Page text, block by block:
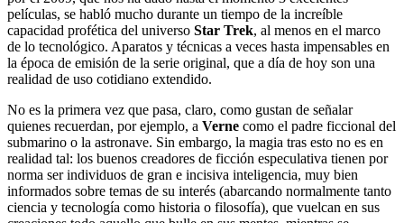
películas, se habló mucho durante un tiempo de la increíble
capacidad profética del universo Star Trek, al menos en el marco
de lo tecnológico. Aparatos y técnicas a veces hasta impensables en
la época de emisión de la serie original, que a día de hoy son una
realidad de uso cotidiano extendido.
No es la primera vez que pasa, claro, como gustan de señalar
quienes recuerdan, por ejemplo, a Verne como el padre ficcional del
submarino o la astronave. Sin embargo, la magia tras esto no es en
realidad tal: los buenos creadores de ficción especulativa tienen por
norma ser individuos de gran e incisiva inteligencia, muy bien
informados sobre temas de su interés (abarcando normalmente tanto
ciencia y tecnología como historia o filosofía), que vuelcan en sus